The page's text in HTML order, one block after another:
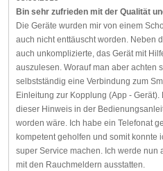
Bin sehr zufrieden mit der Qualität
Die Geräte wurden mir von einem
auch nicht enttäuscht worden. Neben
auch unkomplizierte, das Gerät mit
auszulesen. Worauf man aber achten
selbstständig eine Verbindung zum
Einleitung zur Kopplung (App -
dieser Hinweis in der
worden wäre. Ich habe ein Telefonat
kompetent geholfen und somit konnte
super Service machen. Ich werde nun
mit den Rauchmeldern ausstatten.